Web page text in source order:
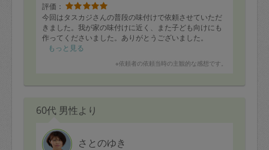
評価：
今回はタスカジさんの普段の味付けで依頼させていただ
きました。我が家の味付けに近く、また子ども向けにも
作ってくださいました。ありがとうございました。
もっと見る
※依頼者の依頼当時の主観的な感想です。
60代 男性より
さとのゆき